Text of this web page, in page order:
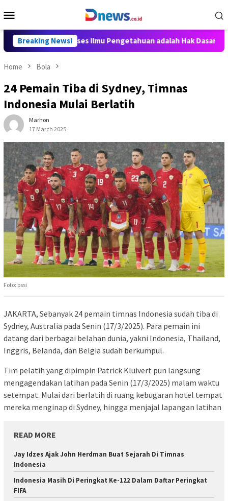
to
Menu
Breaking News!
Aditya: Akses Ilmu Pengetahuan adalah Hak Dasar Warga
Home Bola
24 Pemain Tiba di Sydney, Timnas
Indonesia Mulai Berlatih
Marhon
17 March 2025
Foto: pssi
JAKARTA, Sebanyak 24 pemain timnas Indonesia sudah tiba di
Sydney, Australia pada Senin (17/3/2025). Para pemain ini
datang dari berbagai belahan dunia, yakni Indonesia, Thailand,
Inggris, Belanda, dan Belgia sudah berkumpul.
Tim pelatih yang dipimpin Patrick Kluivert pun langsung
mengagendakan latihan pada Senin (17/3/2025) malam waktu
setempat. Mulai dari berlatih di ruang kebugaran hotel tempat
mereka menginap di Sydney, hingga menjajal lapangan latihan
READ MORE
Jay Idzes Ajak John Herdman Buat Sejarah Di Timnas
Indonesia
Indonesia Masih Di Peringkat Ke-122 Dalam Daftar Peringkat
FIFA